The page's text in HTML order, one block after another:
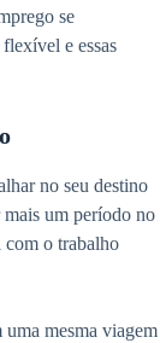
se
e essas
no seu destino
mais um período no
com o trabalho
mesma viagem